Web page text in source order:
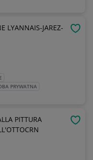
LYANNAIS-JAREZ-
PRYWATNA
PITTURA